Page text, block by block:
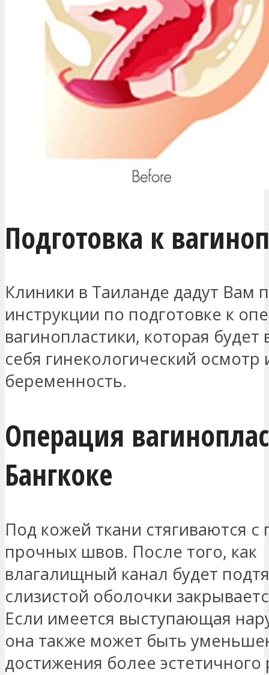
Подготовка к
Клиники в Таиланде дадут Вам
инструкции по подготовке к
вагинопластики, которая будет
себя гинекологический осмотр
беременность.
Операция
Бангкоке
Под кожей ткани стягиваются
прочных швов. После того, как
влагалищный канал будет
слизистой оболочки
Если имеется выступающая
она также может быть
достижения более эстетичного